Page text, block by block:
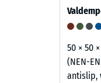
50 × 50
(NEN-
antislip,